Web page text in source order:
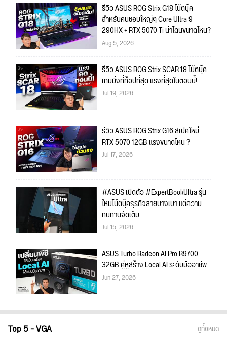
รีวิว ASUS ROG Strix G18 โน้ตบุ๊ค
สำหรับคนชอบใหญ่ๆ Core Ultra 9
290HX + RTX 5070 Ti น่าโดนขนาดไหน?
Aug 5, 2026
รีวิว ASUS ROG Strix SCAR 18 โน้ตบุ๊ค
เกมมิ่งที่ท้อปที่สุด แรงที่สุดในตอนนี้!
Jul 19, 2026
รีวิว ASUS ROG Strix G16 สเปคใหม่
RTX 5070 12GB แรงขนาดไหน ?
Jul 17, 2026
#ASUS เปิดตัว #ExpertBookUltra รุ่น
ใหม่โน้ตบุ๊คธุรกิจสายบางเบา แต่ความ
ทนทานจัดเต็ม
Jul 15, 2026
ASUS Turbo Radeon AI Pro R9700
32GB คู่หูสร้าง Local AI ระดับมืออาชีพ
Jun 27, 2026
Top 5 - VGA ดูทั้งหมด